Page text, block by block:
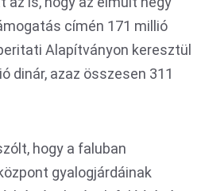
címén 171 millió
Alapítványon keresztül
dinár, azaz összesen 311
hogy a faluban
gyalogjárdáinak